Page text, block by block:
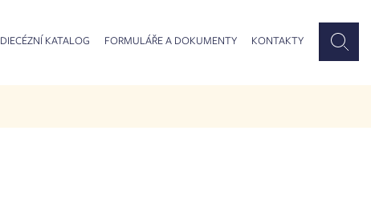
DIECÉZNÍ KATALOG FORMULÁŘE A DOKUMENTY KONTAKTY